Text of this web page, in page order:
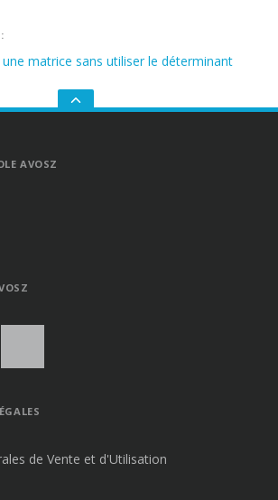
matrice sans utiliser le déterminant
GO
AVOSZ
de Vente et d'Utilisation